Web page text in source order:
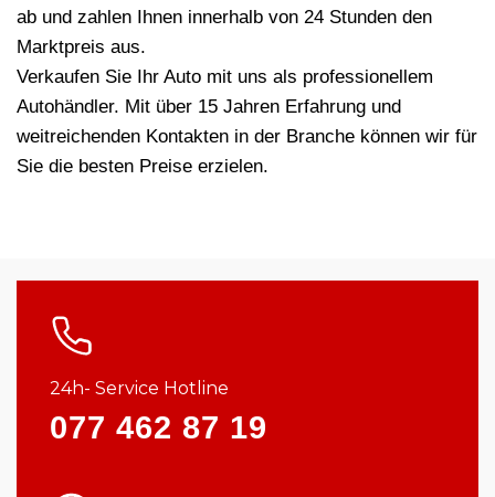
ab und zahlen Ihnen innerhalb von 24 Stunden den
Marktpreis aus.
Verkaufen Sie Ihr Auto mit uns als professionellem
Autohändler. Mit über 15 Jahren Erfahrung und
weitreichenden Kontakten in der Branche können wir für
Sie die besten Preise erzielen.
24h- Service Hotline
077 462 87 19